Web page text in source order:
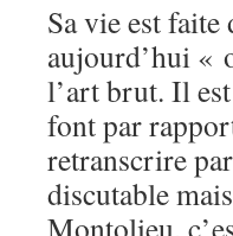
Sa vie est faite
aujourd’hui «
l’art brut. Il
font par
retranscrire
discutable
Montolieu,